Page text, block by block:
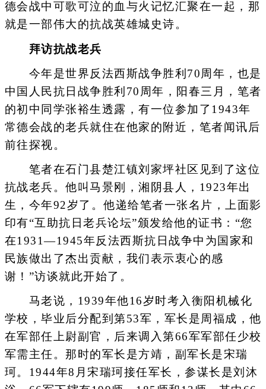
德会战中可歌可泣的血与火记忆汇聚在一起，那
就是一部伟大的抗战英雄城史诗。
拜访抗战老兵
今年是世界反法西斯战争胜利70周年，也是
中国人民抗日战争胜利70周年，阳春三月，笔者
的初中同学张裕生透露，有一位参加了1943年
常德会战的老兵就住在他家的附近，笔者闻讯后
前往探视。
笔者在石门县楚江镇刘家坪社区见到了这位
抗战老兵。他叫马景刚，湘阴县人，1923年出
生，今年92岁了。他递给笔者一张名片，上面影
印有“互助抗日老兵论坛”颁发给他的证书：“您
在1931—1945年反法西斯抗日战争中为国家和
民族做出了杰出贡献，我们表示衷心的感
谢！”访谈就此开始了。
马老说，1939年他16岁时考入衡阳机械化
学校，毕业后分配到第53军，军长是周福成，他
在军部任上尉副官，后来调入第66军军部任少校
军需主任。那时的军长是方靖，副军长是宋瑞
珂。1944年8月宋瑞珂接任军长，参谋长是刘沐